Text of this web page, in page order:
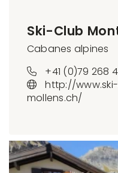
Ski-Club
Cabanes alpines
+41 (0)79 268
http://
mollens.ch/